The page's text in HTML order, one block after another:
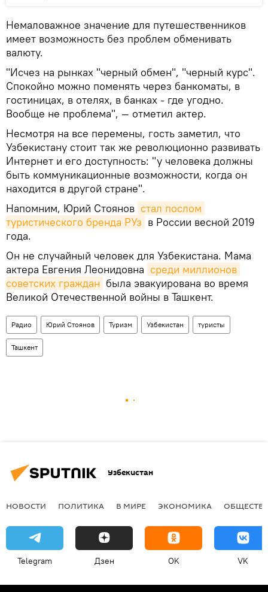
Немаловажное значение для путешественников
имеет возможность без проблем обменивать
валюту.
"Исчез на рынках "черный обмен", "черный курс".
Спокойно можно поменять через банкоматы, в
гостиницах, в отелях, в банках - где угодно.
Вообще не проблема", — отметил актер.
Несмотря на все перемены, гость заметил, что
Узбекистану стоит так же революционно развивать
Интернет и его доступность: "у человека должны
быть коммуникационные возможности, когда он
находится в другой стране".
Напомним, Юрий Стоянов стал послом
туристического бренда РУз в России весной 2019
года.
Он не случайный человек для Узбекистана. Мама
актера Евгения Леонидовна среди миллионов
советских граждан была эвакуирована во время
Великой Отечественной войны в Ташкент.
Радио Юрий Стоянов Туризм Узбекистан туристы
Ташкент
Узбекистан
НОВОСТИ ПОЛИТИКА В МИРЕ ЭКОНОМИКА
Telegram Дзен OK VK